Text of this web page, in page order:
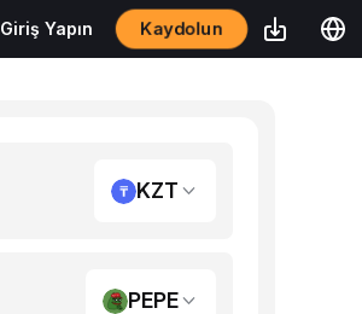
Giriş Yapın Kaydolun
KZT
PEPE